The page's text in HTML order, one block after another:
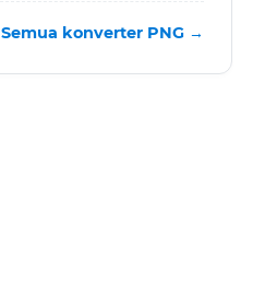
Semua konverter PNG →